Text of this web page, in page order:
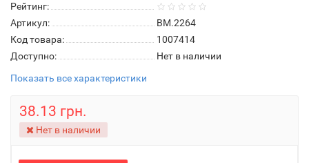
Рейтинг:
Артикул:
BM.2264
Код товара:
1007414
Доступно:
Нет в наличии
Показать все характеристики
38.13 грн.
Нет в наличии